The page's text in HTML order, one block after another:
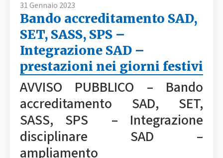
31 Gennaio 2023
Bando accreditamento SAD,
SET, SASS, SPS –
Integrazione SAD –
prestazioni nei giorni festivi
AVVISO PUBBLICO – Bando
accreditamento SAD, SET,
SASS, SPS
– Integrazione
disciplinare SAD –
ampliamento